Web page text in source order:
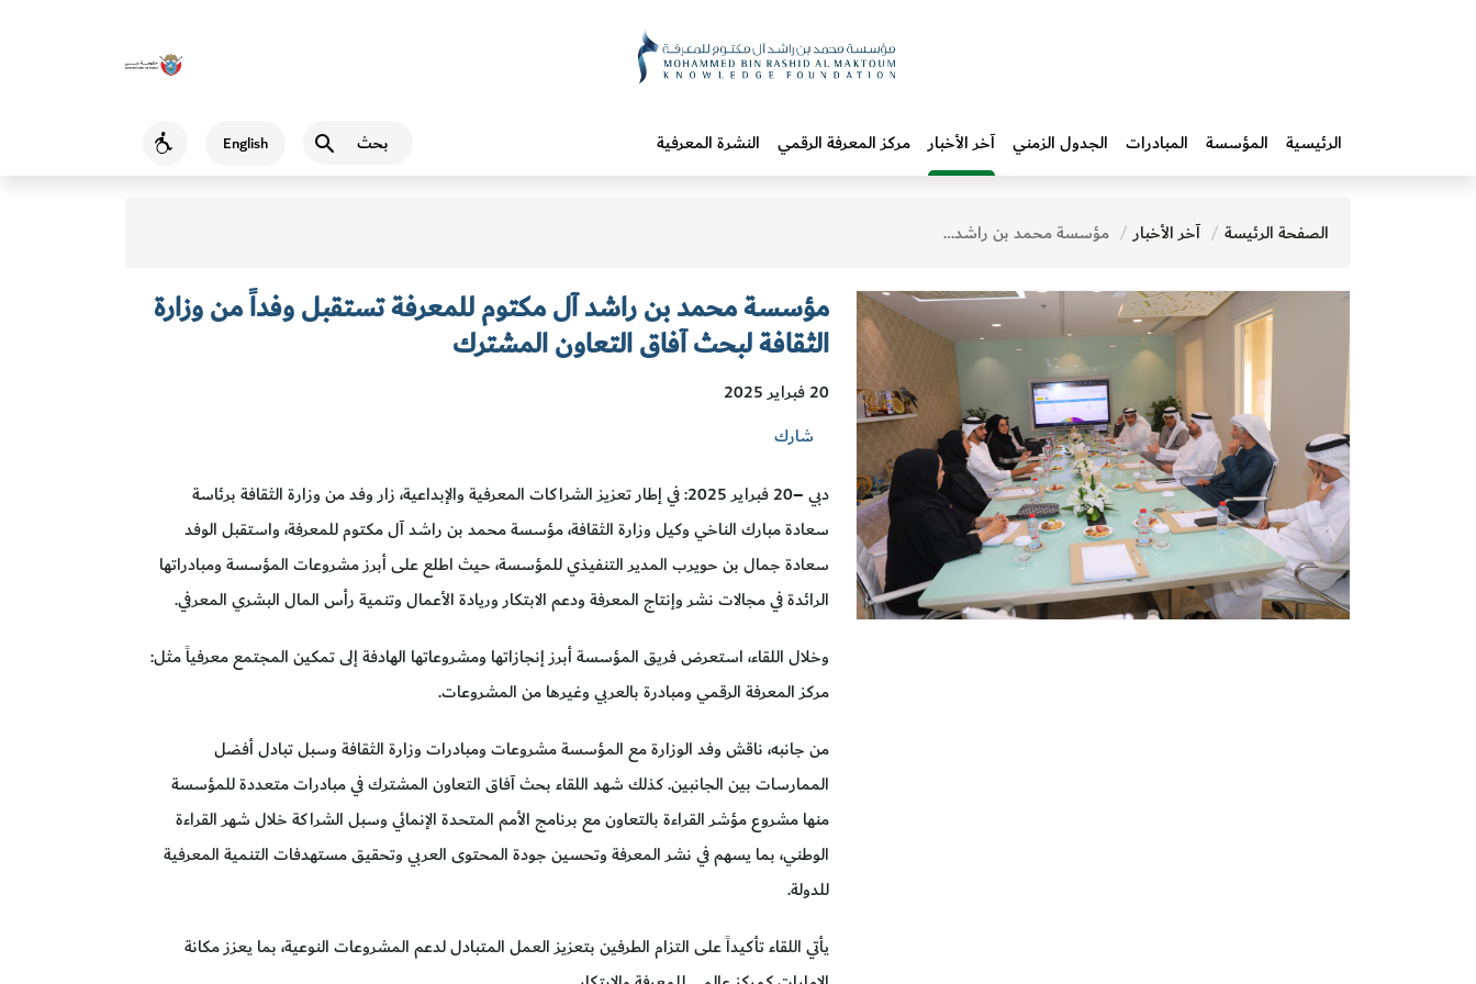
English
Accessibility الرئيسية المؤسسة المبادرات‎ الجدول الزمني آخر الأخبار مركز المعرفة الرقمي النشرة المعرفية
الصفحة الرئيسة آخر الأخبار مؤسسة محمد بن راشد آل مكتوم للمعرفة تستقبل وفداً من وزارة الثقافة لبحث آفاق التعاون المشترك
مؤسسة محمد بن راشد آل مكتوم للمعرفة تستقبل وفداً من وزارة
الثقافة لبحث آفاق التعاون المشترك
20 فبراير 2025
شارك
دبي –20 فبراير 2025: في إطار تعزيز الشراكات المعرفية والإبداعية، زار وفد من وزارة الثقافة برئاسة
سعادة مبارك الناخي وكيل وزارة الثقافة، مؤسسة محمد بن راشد آل مكتوم للمعرفة، واستقبل الوفد
سعادة جمال بن حويرب المدير التنفيذي للمؤسسة، حيث اطلع على أبرز مشروعات المؤسسة ومبادراتها
الرائدة في مجالات نشر وإنتاج المعرفة ودعم الابتكار وريادة الأعمال وتنمية رأس المال البشري المعرفي.
وخلال اللقاء، استعرض فريق المؤسسة أبرز إنجازاتها ومشروعاتها الهادفة إلى تمكين المجتمع معرفياً مثل:
مركز المعرفة الرقمي ومبادرة بالعربي وغيرها من المشروعات.
من جانبه، ناقش وفد الوزارة مع المؤسسة مشروعات ومبادرات وزارة الثقافة وسبل تبادل أفضل
الممارسات بين الجانبين. كذلك شهد اللقاء بحث آفاق التعاون المشترك في مبادرات متعددة للمؤسسة
منها مشروع مؤشر القراءة بالتعاون مع برنامج الأمم المتحدة الإنمائي وسبل الشراكة خلال شهر القراءة
الوطني، بما يسهم في نشر المعرفة وتحسين جودة المحتوى العربي وتحقيق مستهدفات التنمية المعرفية
للدولة.
يأتي اللقاء تأكيداً على التزام الطرفين بتعزيز العمل المتبادل لدعم المشروعات النوعية، بما يعزز مكانة